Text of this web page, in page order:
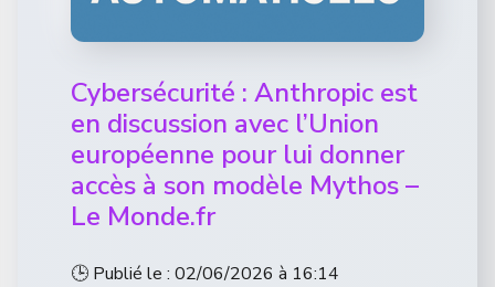
Cybersécurité : Anthropic est
en discussion avec l’Union
européenne pour lui donner
accès à son modèle Mythos –
Le Monde.fr
🕒 Publié le : 02/06/2026 à 16:14